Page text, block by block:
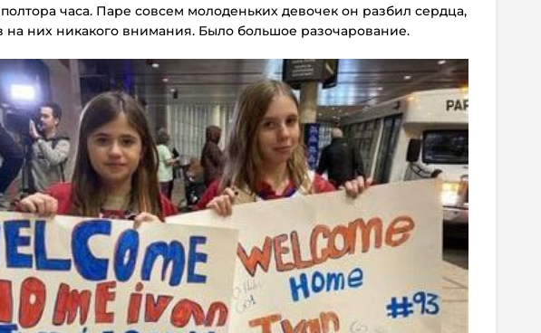
часа. Паре совсем молоденьких девочек он разбил сердца,
на них никакого внимания. Было большое разочарование.